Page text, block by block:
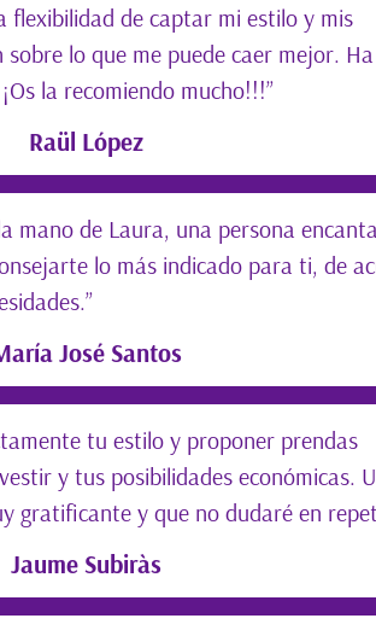
flexibilidad de captar mi estilo y mis
sobre lo que me puede caer mejor.
la recomiendo mucho!!!”
Raül López
mano de Laura, una persona
lo más indicado para ti, de
José Santos
tu estilo y proponer prendas
y tus posibilidades económicas.
gratificante y que no dudaré en
Jaume Subiràs